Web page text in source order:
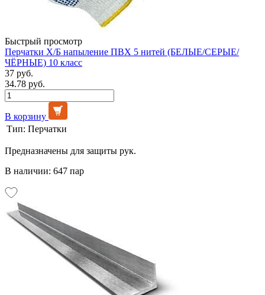
Быстрый просмотр
Перчатки Х/Б напыление ПВХ 5 нитей (БЕЛЫЕ/СЕРЫЕ/
ЧЁРНЫЕ) 10 класс
37 руб.
34.78 руб.
В корзину
Тип: Перчатки
Предназначены для защиты рук.
В наличии: 647 пар